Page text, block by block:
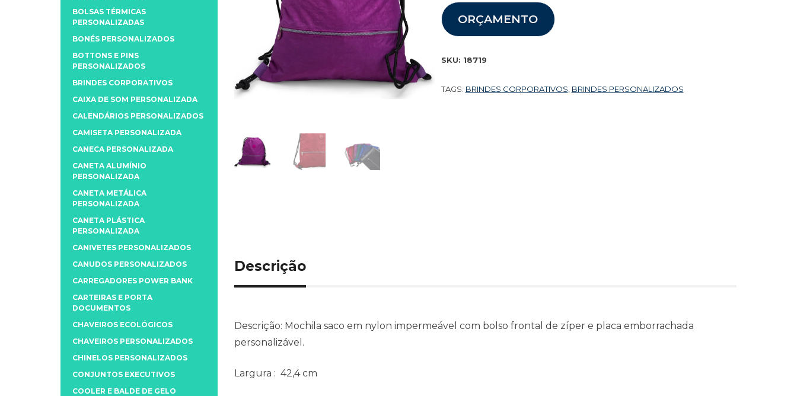
ORÇAMENTO
SKU: 18719
TAGS: BRINDES CORPORATIVOS BRINDES PERSONALIZADOS
Descrição
Descrição: Mochila saco em nylon impermeável com bolso frontal de zíper e placa emborrachada
personalizável.
Largura : 42,4 cm
BOLSAS TÉRMICAS
PERSONALIZADAS
BONÉS PERSONALIZADOS
BOTTONS E PINS
PERSONALIZADOS
BRINDES CORPORATIVOS
CAIXA DE SOM PERSONALIZADA
CALENDÁRIOS PERSONALIZADOS
CAMISETA PERSONALIZADA
CANECA PERSONALIZADA
CANETA ALUMÍNIO
PERSONALIZADA
CANETA METÁLICA
PERSONALIZADA
CANETA PLÁSTICA
PERSONALIZADA
CANIVETES PERSONALIZADOS
CANUDOS PERSONALIZADOS
CARREGADORES POWER BANK
CARTEIRAS E PORTA
DOCUMENTOS
CHAVEIROS ECOLÓGICOS
CHAVEIROS PERSONALIZADOS
CHINELOS PERSONALIZADOS
CONJUNTOS EXECUTIVOS
COOLER E BALDE DE GELO